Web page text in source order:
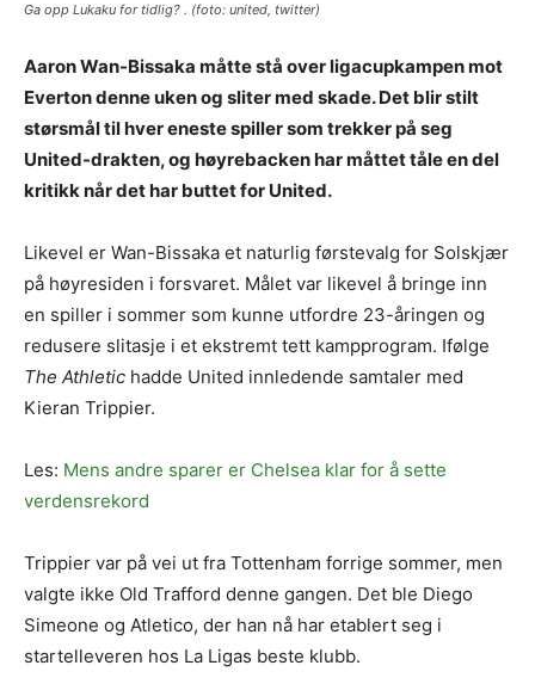
Ga opp Lukaku for tidlig? . (foto: united, twitter)
Aaron Wan-Bissaka måtte stå over ligacupkampen mot
Everton denne uken og sliter med skade. Det blir stilt
størsmål til hver eneste spiller som trekker på seg
United-drakten, og høyrebacken har måttet tåle en del
kritikk når det har buttet for United.
Likevel er Wan-Bissaka et naturlig førstevalg for Solskjær
på høyresiden i forsvaret. Målet var likevel å bringe inn
en spiller i sommer som kunne utfordre 23-åringen og
redusere slitasje i et ekstremt tett kampprogram. Ifølge
The Athletic hadde United innledende samtaler med
Kieran Trippier.
Les: Mens andre sparer er Chelsea klar for å sette
verdensrekord
Trippier var på vei ut fra Tottenham forrige sommer, men
valgte ikke Old Trafford denne gangen. Det ble Diego
Simeone og Atletico, der han nå har etablert seg i
startelleveren hos La Ligas beste klubb.